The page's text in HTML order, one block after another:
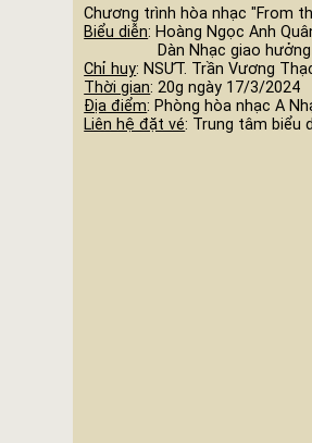
Chương trình hòa nhạc "From
Biểu diễn: Hoàng Ngọc Anh
Dàn Nhạc giao hưởng
Chỉ huy: NSƯT. Trần Vương
Thời gian: 20g ngày 17/3/2024
Địa điểm: Phòng hòa nhạc A
Liên hệ đặt vé: Trung tâm biểu